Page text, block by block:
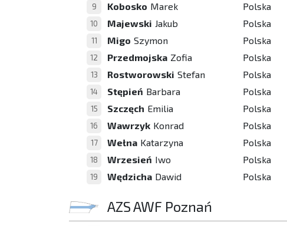
9 Kobosko Marek Polska
10 Majewski Jakub Polska
11 Migo Szymon Polska
12 Przedmojska Zofia Polska
13 Rostworowski Stefan Polska
14 Stępień Barbara Polska
15 Szczęch Emilia Polska
16 Wawrzyk Konrad Polska
17 Wełna Katarzyna Polska
18 Wrzesień Iwo Polska
19 Wędzicha Dawid Polska
AZS AWF Poznań